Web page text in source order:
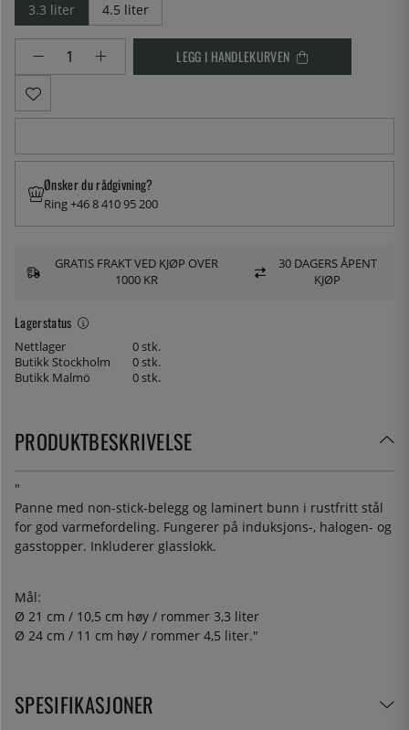
3.3 liter
4.5 liter
LEGG I HANDLEKURVEN
Lagerstatus
Nettlager
0 stk.
Butikk Stockholm
0 stk.
Butikk Malmö
0 stk.
Ønsker du rådgivning?
Ring +46 8 410 95 200
GRATIS FRAKT VED KJØP OVER
1000 KR
30 DAGERS ÅPENT
KJØP
PRODUKTBESKRIVELSE
"
Panne med non-stick-belegg og laminert bunn i rustfritt stål
for god varmefordeling. Fungerer på induksjons-, halogen- og
gasstopper. Inkluderer glasslokk.
Mål:
Ø 21 cm / 10,5 cm høy / rommer 3,3 liter
Ø 24 cm / 11 cm høy / rommer 4,5 liter."
SPESIFIKASJONER